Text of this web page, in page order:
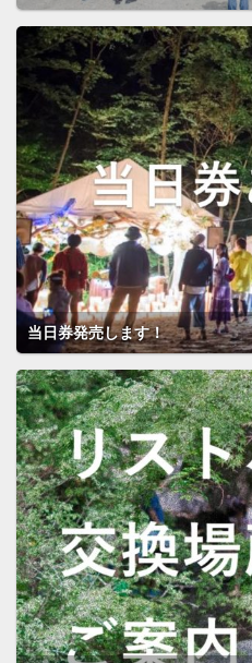
当日券発売します！